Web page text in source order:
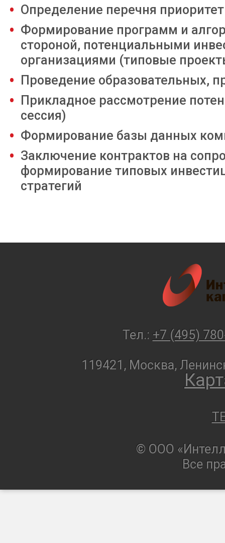
Определение перечня
Формирование программ и
стороной, потенциальными
организациями (типовые
Проведение образовательных,
Прикладное рассмотрение
сессия)
Формирование базы данных
Заключение контрактов на
формирование типовых
стратегий
Тел.: +7 (495)
119421, Москва,
© ООО
Все